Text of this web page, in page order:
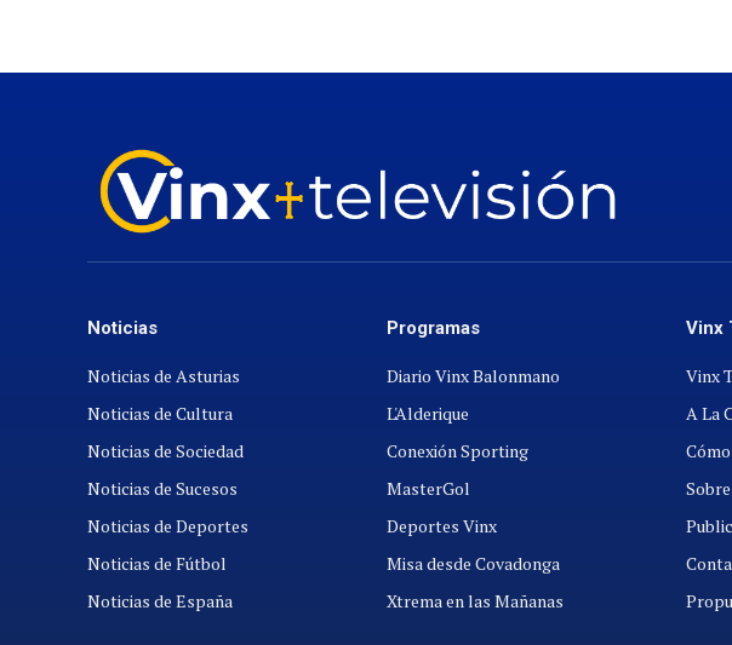
Noticias
Noticias de Asturias
Noticias de Cultura
Noticias de Sociedad
Noticias de Sucesos
Noticias de Deportes
Noticias de Fútbol
Noticias de España
Programas
Diario Vinx Balonmano
L'Alderique
Conexión Sporting
MasterGol
Deportes Vinx
Misa desde Covadonga
Xtrema en las Mañanas
Vinx
Vinx
A La